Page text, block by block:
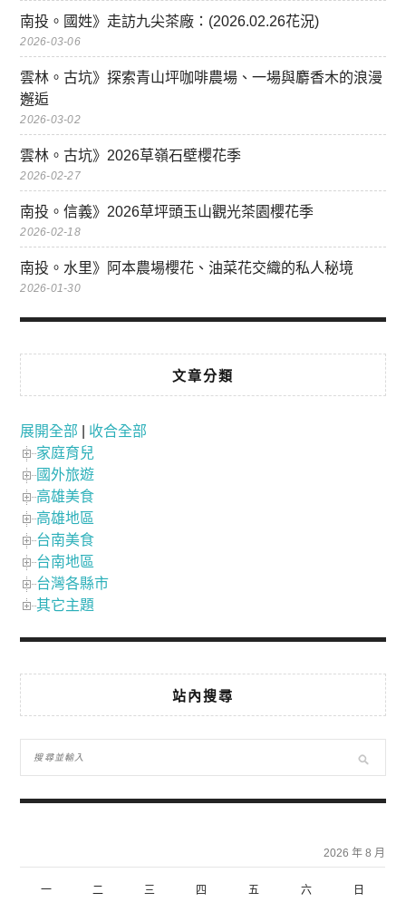
南投。國姓》走訪九尖茶廠：(2026.02.26花況)
2026-03-06
雲林。古坑》探索青山坪咖啡農場、一場與麝香木的浪漫
邂逅
2026-03-02
雲林。古坑》2026草嶺石壁櫻花季
2026-02-27
南投。信義》2026草坪頭玉山觀光茶園櫻花季
2026-02-18
南投。水里》阿本農場櫻花、油菜花交織的私人秘境
2026-01-30
文章分類
展開全部
收合全部
家庭育兒
國外旅遊
高雄美食
高雄地區
台南美食
台南地區
台灣各縣市
其它主題
站內搜尋
2026 年 8 月
一 二 三 四 五 六 日